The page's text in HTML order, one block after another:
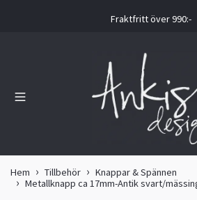
Fraktfritt över 990:-
Hem Tillbehör
Knappar & Spännen
Metallknapp ca 17mm-Antik svart/